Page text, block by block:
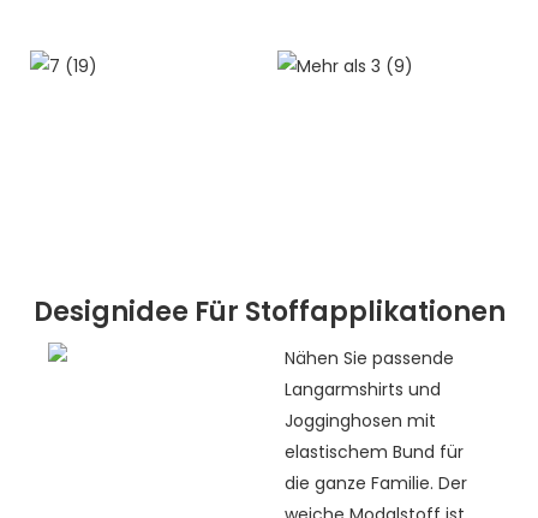
Designidee Für Stoffapplikationen
Nähen Sie passende
Langarmshirts und
Jogginghosen mit
elastischem Bund für
die ganze Familie. Der